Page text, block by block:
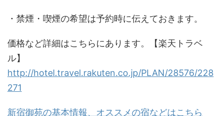
・禁煙・喫煙の希望は予約時に伝えておきます。
価格など詳細はこちらにあります。【楽天トラベ
ル】
http://hotel.travel.rakuten.co.jp/PLAN/28576/228
271
新宿御苑の基本情報、オススメの宿などはこちら